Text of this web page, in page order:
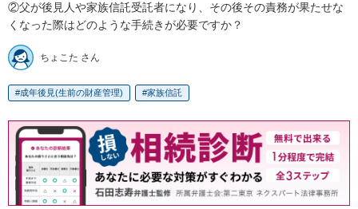
②父が後見人や家族信託受託者になり、その後その責務が果たせな
くなった際はどのような手続きが必要ですか？
ちょこた さん
成年後見(生前の財産管理) 家族信託